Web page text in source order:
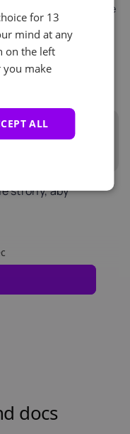
utwórz zgłoszenie
monitami
wiadomość
strony, aby
for 13
mind at any
on the left
make
ALL